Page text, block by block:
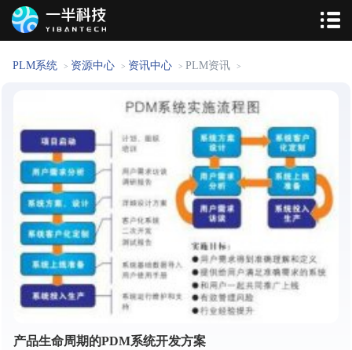
PLM系统 > 资源中心 > 资讯中心 > PLM资讯 >
产品生命周期的PDM系统开发方案